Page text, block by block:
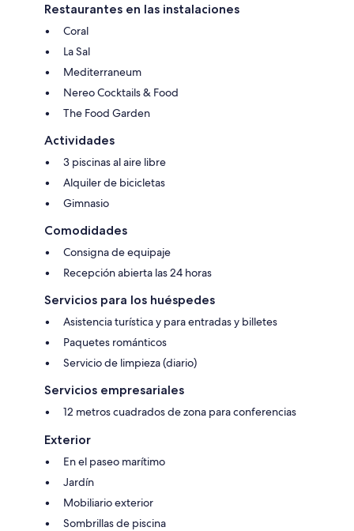
Restaurantes en las instalaciones
Coral
La Sal
Mediterraneum
Nereo Cocktails & Food
The Food Garden
Actividades
3 piscinas al aire libre
Alquiler de bicicletas
Gimnasio
Comodidades
Consigna de equipaje
Recepción abierta las 24 horas
Servicios para los huéspedes
Asistencia turística y para entradas y billetes
Paquetes románticos
Servicio de limpieza (diario)
Servicios empresariales
12 metros cuadrados de zona para conferencias
Exterior
En el paseo marítimo
Jardín
Mobiliario exterior
Sombrillas de piscina